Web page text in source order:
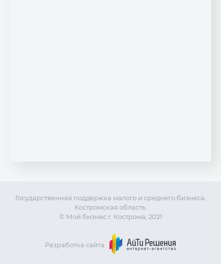
Государственная поддержка малого и среднего бизнеса.
Костромская область.
© Мой бизнес г. Кострома, 2021
Разработка сайта